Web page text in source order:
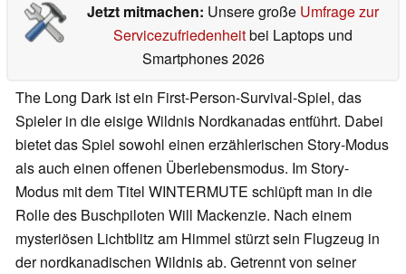
Jetzt mitmachen: Unsere große Umfrage zur
Servicezufriedenheitbei Laptops und
Smartphones 2026
The Long Dark ist ein First-Person-Survival-Spiel, das
Spieler in die eisige Wildnis Nordkanadas entführt. Dabei
bietet das Spiel sowohl einen erzählerischen Story-Modus
als auch einen offenen Überlebensmodus. Im Story-
Modus mit dem Titel WINTERMUTE schlüpft man in die
Rolle des Buschpiloten Will Mackenzie. Nach einem
mysteriösen Lichtblitz am Himmel stürzt sein Flugzeug in
der nordkanadischen Wildnis ab. Getrennt von seiner